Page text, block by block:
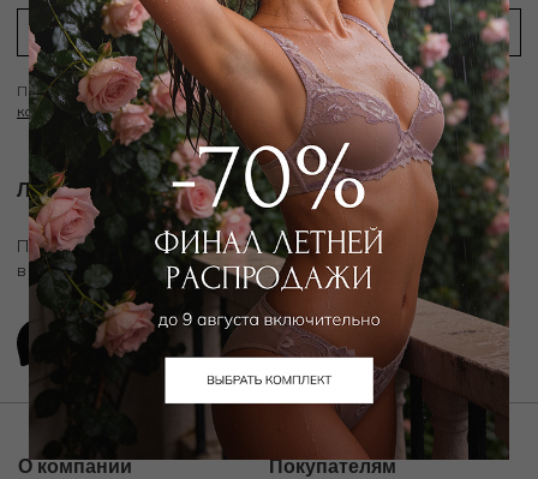
Подписываясь на рассылку вы соглашаетесь с условиямиПолитики
конфиденциальности
Личный ассистент.
Подключите личного ассистента "Дикой Орхидеи"
в удобном мессенджере
О компании Покупателям